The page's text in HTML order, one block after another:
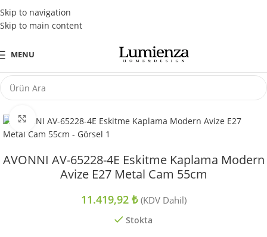
Skip to navigation
Skip to main content
Tüm Kredi Kartlarına Peşin Fiyatına 3 Taksit Fırsatı
MENU
Büyütmek için tıklayın
AVONNI AV-65228-4E Eskitme Kaplama Modern
Avize E27 Metal Cam 55cm
11.419,92 ₺ (KDV Dahil)
Stokta